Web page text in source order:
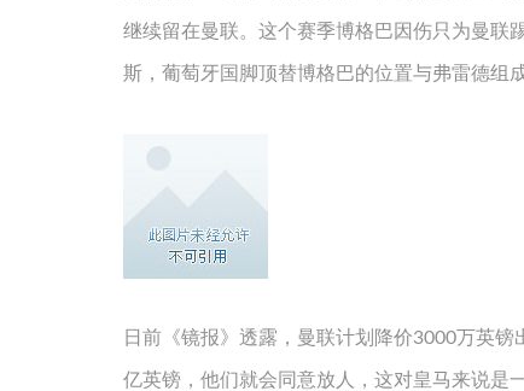
继续留在曼联。这个赛季博格巴因伤只为曼联
斯，葡萄牙国脚顶替博格巴的位置与弗雷德组
日前《镜报》透露，曼联计划降价3000万英
亿英镑，他们就会同意放人，这对皇马来说是